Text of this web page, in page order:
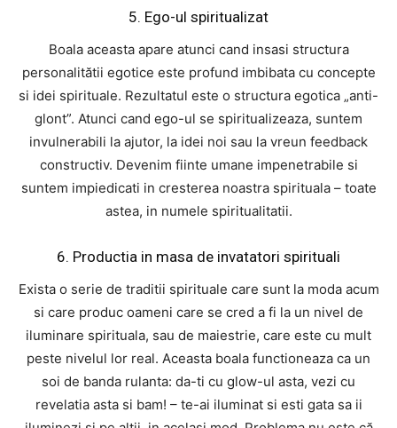
5. Ego-ul spiritualizat
Boala aceasta apare atunci cand insasi structura
personalitătii egotice este profund imbibata cu concepte
si idei spirituale. Rezultatul este o structura egotica „anti-
glont”. Atunci cand ego-ul se spiritualizeaza, suntem
invulnerabili la ajutor, la idei noi sau la vreun feedback
constructiv. Devenim fiinte umane impenetrabile si
suntem impiedicati in cresterea noastra spirituala – toate
astea, in numele spiritualitatii.
6. Productia in masa de invatatori spirituali
Exista o serie de traditii spirituale care sunt la moda acum
si care produc oameni care se cred a fi la un nivel de
iluminare spirituala, sau de maiestrie, care este cu mult
peste nivelul lor real. Aceasta boala functioneaza ca un
soi de banda rulanta: da-ti cu glow-ul asta, vezi cu
revelatia asta si bam! – te-ai iluminat si esti gata sa ii